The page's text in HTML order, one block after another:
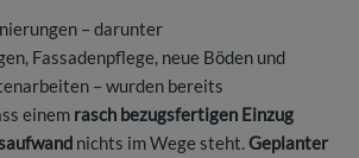
– darunter
Fassadenpflege, neue Böden und
– wurden bereits
einem rasch bezugsfertigen Einzug
nichts im Wege steht.Geplanter